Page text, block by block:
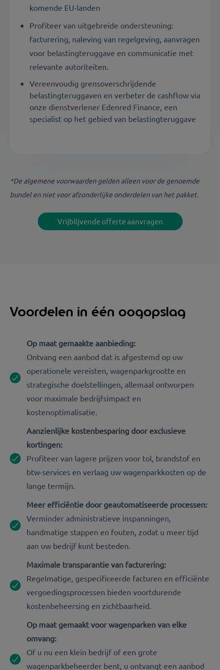
komende EU-landen
Profiteer van uitgebreide ondersteuning:
facturering, naleving van regelgeving, aanvragen
voor belastingteruggave en communicatie met
relevante autoriteiten.
Vereenvoudig grensoverschrijdende
belastingteruggaven en verbeter de cashflow via
onze dienstverlener Edenred Finance, een
specialist op het gebied van belastingteruggave
*De algemene voorwaarden gelden alleen voor de genoemde
bundel en niet voor afzonderlijke onderdelen van het pakket.
Vrijblijvende offerte aanvragen
Voordelen in één oogopslag
Op maat gemaakte aanbieding:
Ontvang een aanbod dat is afgestemd op uw
operationele vereisten, wagenparkgrootte en
strategische doelstellingen, allemaal ontworpen
voor maximale bedrijfsimpact en
kostenoptimalisatie.
Aanzienlijke kostenbesparing door exclusieve
kortingen:
Profiteer van lagere prijzen voor tol, brandstof en
btw-services en verlaag uw wagenparkkosten op de
lange termijn.
Meer efficiëntie door geautomatiseerde processen:
Verminder administratieve inspanningen,
handmatige stappen en fouten, zodat u meer tijd
aan uw bedrijf kunt besteden.
Maximale transparantie van facturering:
Regelmatige, gespecificeerde facturen en efficiënte
vergoedingsprocessen bieden voortdurende
kostenbeheersing en zichtbaarheid.
Op maat gemaakt voor wagenparken van elke
omvang:
Of u nu een klein bedrijf of een grote
wagenparkbeheerder bent, u ontvangt een aanbod